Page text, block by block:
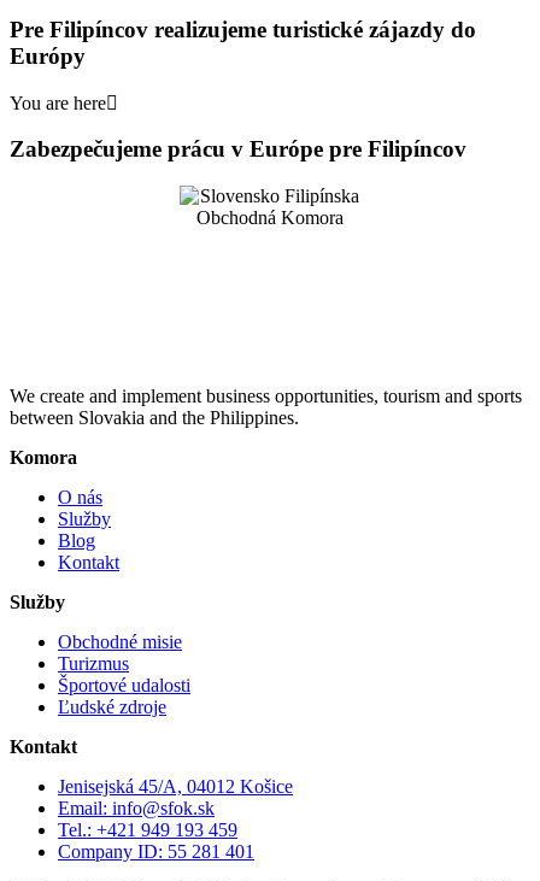
Pre Filipíncov realizujeme turistické zájazdy do
Európy
You are here
Zabezpečujeme prácu v Európe pre Filipíncov
We create and implement business opportunities, tourism and sports
between Slovakia and the Philippines.
Komora
O nás
Služby
Blog
Kontakt
Služby
Obchodné misie
Turizmus
Športové udalosti
Ľudské zdroje
Kontakt
Jenisejská 45/A, 04012 Košice
Email: info@sfok.sk
Tel.: +421 949 193 459
Company ID: 55 281 401